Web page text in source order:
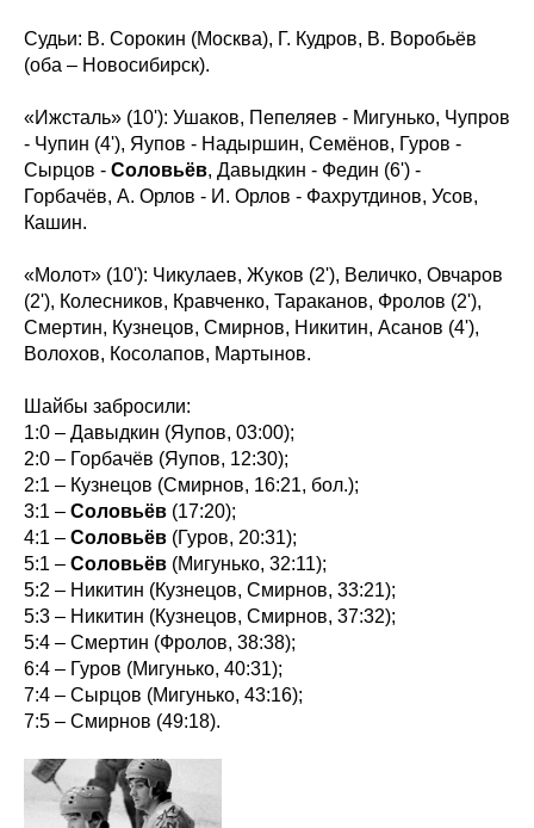
Судьи: В. Сорокин (Москва), Г. Кудров, В. Воробьёв
(оба – Новосибирск).
«Ижсталь» (10'): Ушаков, Пепеляев - Мигунько, Чупров
- Чупин (4'), Яупов - Надыршин, Семёнов, Гуров -
Сырцов - Соловьёв, Давыдкин - Федин (6') -
Горбачёв, А. Орлов - И. Орлов - Фахрутдинов, Усов,
Кашин.
«Молот» (10'): Чикулаев, Жуков (2'), Величко, Овчаров
(2'), Колесников, Кравченко, Тараканов, Фролов (2'),
Смертин, Кузнецов, Смирнов, Никитин, Асанов (4'),
Волохов, Косолапов, Мартынов.
Шайбы забросили:
1:0 – Давыдкин (Яупов, 03:00);
2:0 – Горбачёв (Яупов, 12:30);
2:1 – Кузнецов (Смирнов, 16:21, бол.);
3:1 – Соловьёв (17:20);
4:1 – Соловьёв (Гуров, 20:31);
5:1 – Соловьёв (Мигунько, 32:11);
5:2 – Никитин (Кузнецов, Смирнов, 33:21);
5:3 – Никитин (Кузнецов, Смирнов, 37:32);
5:4 – Смертин (Фролов, 38:38);
6:4 – Гуров (Мигунько, 40:31);
7:4 – Сырцов (Мигунько, 43:16);
7:5 – Смирнов (49:18).